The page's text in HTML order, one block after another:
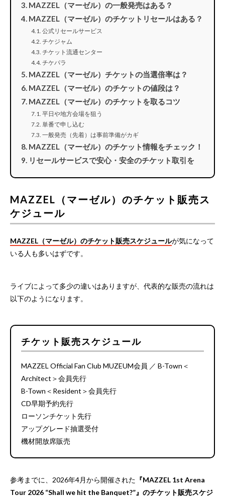
MAZZEL（マーゼル）の一般発売はある？
MAZZEL（マーゼル）のチケットリセールはある？
公式リセールサービス
チケジャム
チケット流通センター
チケパラ
MAZZEL（マーゼル）チケットの当選倍率は？
MAZZEL（マーゼル）のチケットの値段は？
MAZZEL（マーゼル）のチケットを取るコツ
平日や地方会場を狙う
単番で申し込む
一般発売（先着）は事前準備がカギ
MAZZEL（マーゼル）のチケット情報をチェック！
リセールサービスで安心・安全のチケット取引を
MAZZEL（マーゼル）のチケット販売ス
ケジュール
MAZZEL（マーゼル）のチケット販売スケジュールが気になって
いる人も多いはずです。
ライブによって多少の違いはありますが、代表的な販売の流れは
以下のようになります。
チケット販売スケジュール
MAZZEL Official Fan Club MUZEUM会員 ／ B-Town＜
Architect＞会員先行
B-Town＜Resident＞会員先行
CD早期予約先行
ローソンチケット先行
アップグレード抽選受付
機材開放席販売
参考までに、2026年4月から開催された 『MAZZEL 1st Arena
Tour 2026 “Shall we hit the Banquet?”』のチケット販売スケジ